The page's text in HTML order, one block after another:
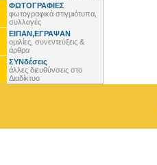
ΦΩΤΟΓΡΑΦΙΕΣ
φωτογραφικά στιγμιότυπα,
συλλογές
ΕΙΠΑΝ,ΕΓΡΑΨΑΝ
ομιλίες, συνεντεύξεις &
άρθρα
ΣΥΝδέσεις
άλλες διευθύνσεις στο
Διαδίκτυο